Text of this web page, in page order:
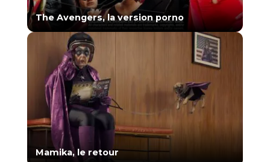
The Avengers, la version porno
Mamika, le retour